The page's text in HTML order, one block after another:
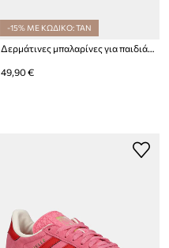
-15% ΜΕ ΚΩΔΙΚΟ: TAN
Δερμάτινες μπαλαρίνες για παιδιά adidas Originals SAMBA JANE
49,90 €